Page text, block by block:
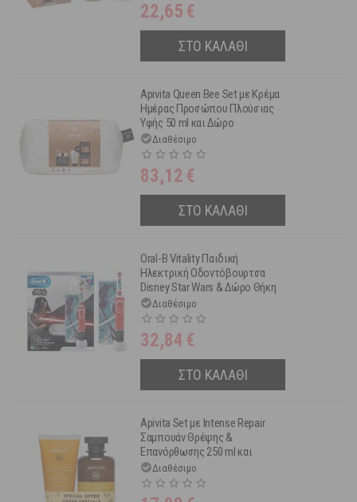
22,65 €
ΣΤΟ ΚΑΛΑΘΙ
Apivita Queen Bee Set με Kρέμα
Ημέρας Προσώπου Πλούσιας
Υφής 50 ml και Δώρο
Γαλάκτωμα Καθαρισμού 3 Σε 1
50 ml + Μάσκα Προσώπου
Σύσφιγξης & Αναζωογόνησης
2x8 ml
Διαθέσιμο
83,12 €
ΣΤΟ ΚΑΛΑΘΙ
Oral-B Vitality Παιδική
Ηλεκτρική Οδοντόβουρτσα
Disney Star Wars & Δώρο Θήκη
Ταξιδίου Special Edition
Διαθέσιμο
32,84 €
ΣΤΟ ΚΑΛΑΘΙ
Apivita Set με Intense Repair
Σαμπουάν Θρέψης &
Επανόρθωσης 250 ml και
Κρέμα Μαλλιών 150 ml
Διαθέσιμο